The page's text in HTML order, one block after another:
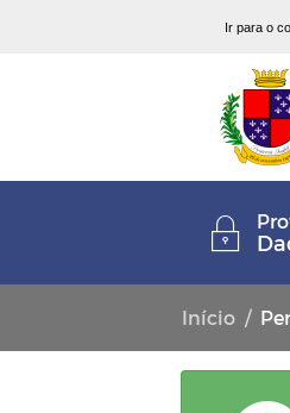
Ir para o
Início